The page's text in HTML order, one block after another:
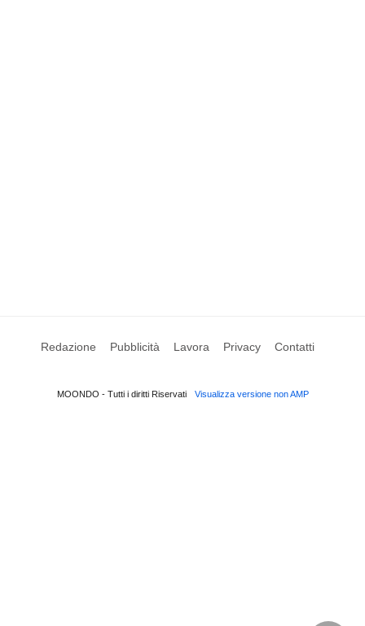
Redazione Pubblicità Lavora Privacy Contatti
MOONDO - Tutti i diritti Riservati Visualizza versione non AMP